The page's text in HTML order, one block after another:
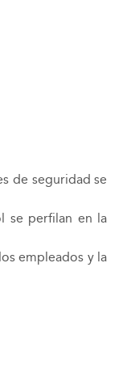
de seguridad se
se perfilan en la
empleados y la